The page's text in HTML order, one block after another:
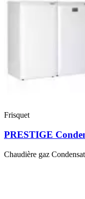
Frisquet
PRESTIGE
Chaudière gaz